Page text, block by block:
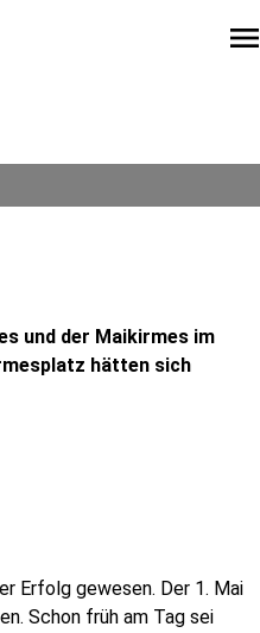
menu
und der Maikirmes im
hätten sich
Erfolg gewesen. Der 1. Mai
Schon früh am Tag sei